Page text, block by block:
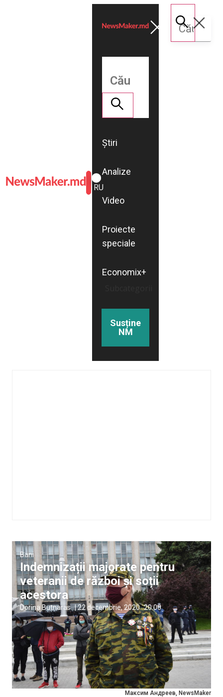
ROMÂNĂ
RU
Știri
Analize
Video
Proiecte
speciale
Economix+
Susține
NM
Максим Андреев, NewsMaker
Bani
Indemnizații majorate pentru
veteranii de război și soții
acestora
Dorina Butnaras |22 decembrie, 2020 20:00